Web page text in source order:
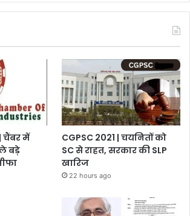
चैंबर में
बड़े
CGPSC 2021 | चयनितों को
SC से राहत, सरकार की SLP
खारिज
22 hours ago